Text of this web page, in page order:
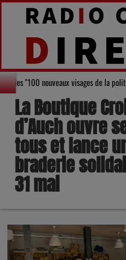
Palmarès des "100 nouveaux visages
La Boutique
d’Auch ouvre
tous et lance
braderie
31 mai